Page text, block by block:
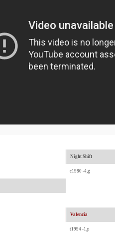
Night Shift
c1980 -4,g
Valencia
t1994 -1,p